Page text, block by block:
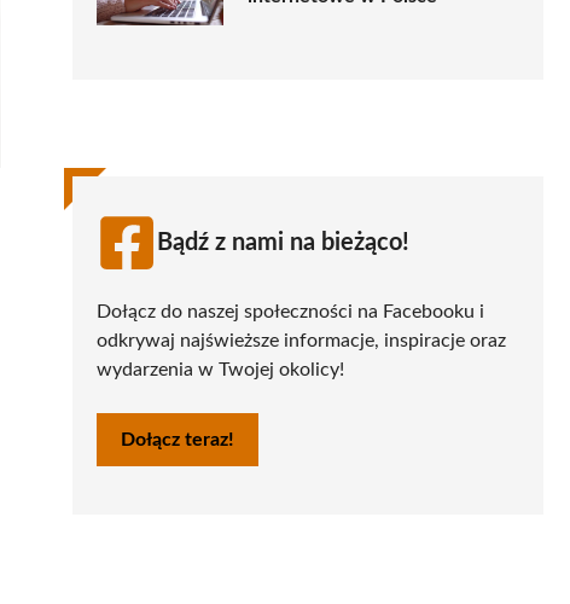
Bądź z nami na bieżąco!
Dołącz do naszej społeczności na Facebooku i
odkrywaj najświeższe informacje, inspiracje oraz
wydarzenia w Twojej okolicy!
Dołącz teraz!